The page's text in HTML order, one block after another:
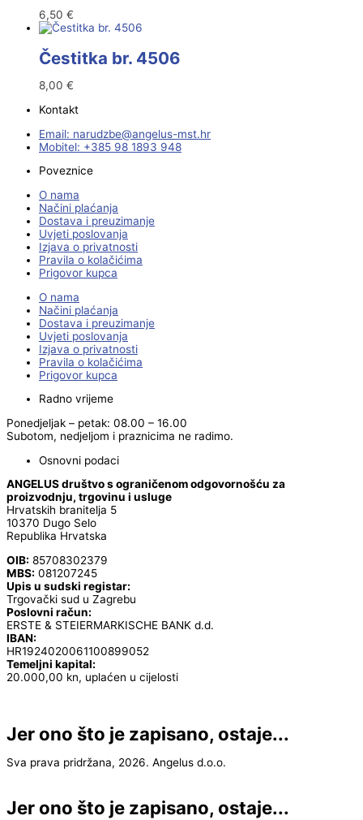
6,50 €
Čestitka br. 4506
8,00 €
Kontakt
Email:
rh.tsm-sulegna
@ebzduran
Mobitel: +385 98 1893 948
Poveznice
O nama
Načini plaćanja
Dostava i preuzimanje
Uvjeti poslovanja
Izjava o privatnosti
Pravila o kolačićima
Prigovor kupca
O nama
Načini plaćanja
Dostava i preuzimanje
Uvjeti poslovanja
Izjava o privatnosti
Pravila o kolačićima
Prigovor kupca
Radno vrijeme
Ponedjeljak – petak: 08.00 – 16.00
Subotom, nedjeljom i praznicima ne radimo.
Osnovni podaci
ANGELUS društvo s ograničenom odgovornošću za
proizvodnju, trgovinu i usluge
Hrvatskih branitelja 5
10370 Dugo Selo
Republika Hrvatska
OIB: 85708302379
MBS: 081207245
Upis u sudski registar:
Trgovački sud u Zagrebu
Poslovni račun:
ERSTE & STEIERMARKISCHE BANK d.d.
IBAN:
HR1924020061100899052
Temeljni kapital:
20.000,00 kn, uplaćen u cijelosti
Jer ono što je zapisano, ostaje...
Sva prava pridržana, 2026. Angelus d.o.o.
Jer ono što je zapisano, ostaje...